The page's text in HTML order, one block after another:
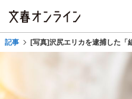
記事 [写真]沢尻エリカを逮捕した